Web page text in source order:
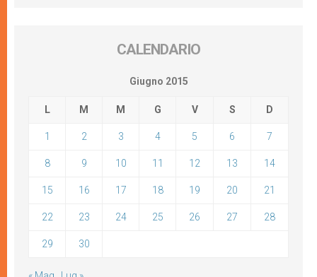
CALENDARIO
Giugno 2015
L M M G V S D
1 2 3 4 5 6 7
8 9 10 11 12 13 14
15 16 17 18 19 20 21
22 23 24 25 26 27 28
29 30